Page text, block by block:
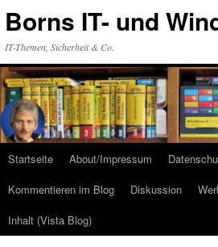
Inhalt
Borns IT- und
IT-Themen, Sicherheit & Co.
Startseite About/Impressum
Kommentieren im Blog
Diskussion
Inhalt (Vista Blog)